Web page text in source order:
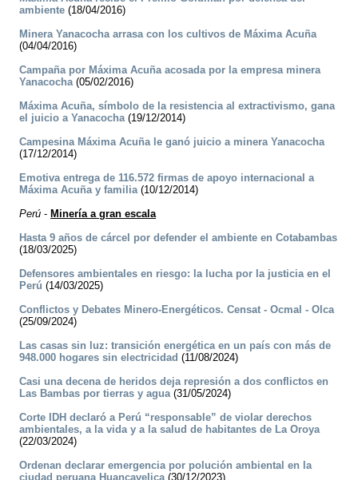
ambiente (18/04/2016)
Minera Yanacocha arrasa con los cultivos de Máxima Acuña
(04/04/2016)
Campaña por Máxima Acuña acosada por la empresa minera
Yanacocha(05/02/2016)
Máxima Acuña, símbolo de la resistencia al extractivismo, gana
el juicio a Yanacocha(19/12/2014)
Campesina Máxima Acuña le ganó juicio a minera Yanacocha
(17/12/2014)
Emotiva entrega de 116.572 firmas de apoyo internacional a
Máxima Acuña y familia(10/12/2014)
Perú - Minería a gran escala
Hasta 9 años de cárcel por defender el ambiente en Cotabambas
(18/03/2025)
Defensores ambientales en riesgo: la lucha por la justicia en el
Perú (14/03/2025)
Conflictos y Debates Minero-Energéticos. Censat - Ocmal - Olca
(25/09/2024)
Las casas sin luz: transición energética en un país con más de
948.000 hogares sin electricidad (11/08/2024)
Casi una decena de heridos deja represión a dos conflictos en
Las Bambas por tierras y agua(31/05/2024)
Corte IDH declaró a Perú “responsable” de violar derechos
ambientales, a la vida y a la salud de habitantes de La Oroya
(22/03/2024)
Ordenan declarar emergencia por polución ambiental en la
ciudad peruana Huancavelica(30/12/2023)